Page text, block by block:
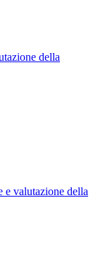
della
e valutazione della